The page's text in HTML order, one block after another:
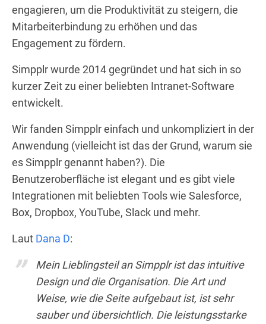
engagieren, um die Produktivität zu steigern, die
Mitarbeiterbindung zu erhöhen und das
Engagement zu fördern.
Simpplr wurde 2014 gegründet und hat sich in so
kurzer Zeit zu einer beliebten Intranet-Software
entwickelt.
Wir fanden Simpplr einfach und unkompliziert in der
Anwendung (vielleicht ist das der Grund, warum sie
es Simpplr genannt haben?). Die
Benutzeroberfläche ist elegant und es gibt viele
Integrationen mit beliebten Tools wie Salesforce,
Box, Dropbox, YouTube, Slack und mehr.
Laut Dana D:
Mein Lieblingsteil an Simpplr ist das intuitive
Design und die Organisation. Die Art und
Weise, wie die Seite aufgebaut ist, ist sehr
sauber und übersichtlich. Die leistungsstarke